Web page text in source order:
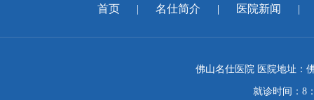
首页 | 名仕简介 | 医院新闻 |
佛山名仕医院 医院地址：
就诊时间：8